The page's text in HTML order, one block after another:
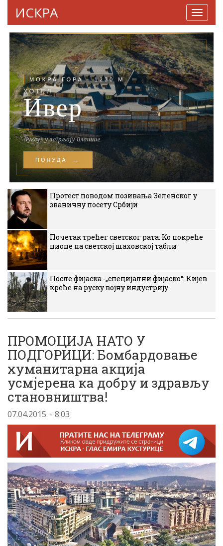
ИСКРА
Протест поводом позивања Зеленског у
званичну посету Србији
Почетак трећег светског рата: Ко покреће
пионе на светској шаховској табли
После фијаска -„специјални фијаско“: Кијев
креће на руску војну индустрију
ПРОМОЦИЈА НАТО У
ПОДГОРИЦИ: Бомбардовање
хуманитарна акција
усмјерена ка добру и здрављу
становништва!
07.04.2015. - 8:03